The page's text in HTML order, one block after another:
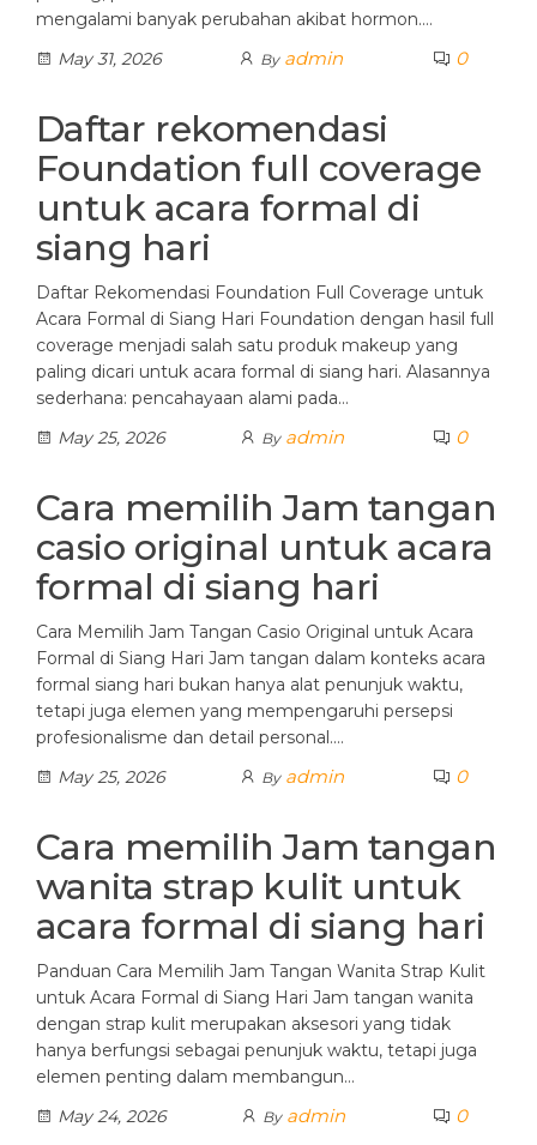
mengalami banyak perubahan akibat hormon.…
May 31, 2026
By admin 0
Daftar rekomendasi
Foundation full coverage
untuk acara formal di
siang hari
Daftar Rekomendasi Foundation Full Coverage untuk
Acara Formal di Siang Hari Foundation dengan hasil full
coverage menjadi salah satu produk makeup yang
paling dicari untuk acara formal di siang hari. Alasannya
sederhana: pencahayaan alami pada…
May 25, 2026
By admin 0
Cara memilih Jam tangan
casio original untuk acara
formal di siang hari
Cara Memilih Jam Tangan Casio Original untuk Acara
Formal di Siang Hari Jam tangan dalam konteks acara
formal siang hari bukan hanya alat penunjuk waktu,
tetapi juga elemen yang mempengaruhi persepsi
profesionalisme dan detail personal.…
May 25, 2026
By admin 0
Cara memilih Jam tangan
wanita strap kulit untuk
acara formal di siang hari
Panduan Cara Memilih Jam Tangan Wanita Strap Kulit
untuk Acara Formal di Siang Hari Jam tangan wanita
dengan strap kulit merupakan aksesori yang tidak
hanya berfungsi sebagai penunjuk waktu, tetapi juga
elemen penting dalam membangun…
May 24, 2026
By admin 0